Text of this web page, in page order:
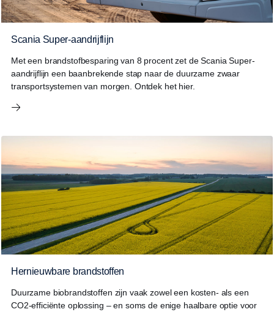
Scania Super-aandrijflijn
Met een brandstofbesparing van 8 procent zet de Scania Super-
aandrijflijn een baanbrekende stap naar de duurzame zwaar
transportsystemen van morgen. Ontdek het hier.
Hernieuwbare brandstoffen
Duurzame biobrandstoffen zijn vaak zowel een kosten- als een
CO2-efficiënte oplossing – en soms de enige haalbare optie voor